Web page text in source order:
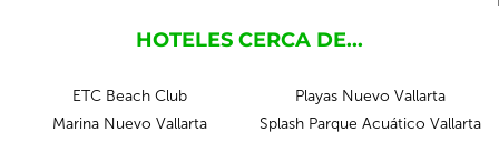
HOTELES CERCA DE...
ETC Beach Club
Marina Nuevo Vallarta
Playas Nuevo Vallarta
Splash Parque Acuático Vallarta